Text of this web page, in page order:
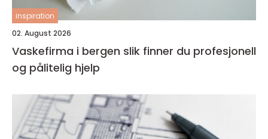
inspiration
02. August 2026
Vaskefirma i bergen slik finner du profesjonell
og pålitelig hjelp